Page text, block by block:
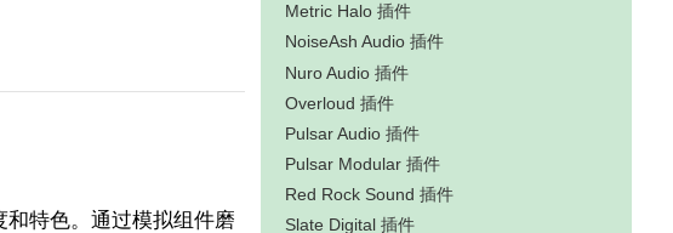
和特色。通过模拟组件磨
Metric Halo 插件
NoiseAsh Audio 插件
Nuro Audio 插件
Overloud 插件
Pulsar Audio 插件
Pulsar Modular 插件
Red Rock Sound 插件
Slate Digital 插件